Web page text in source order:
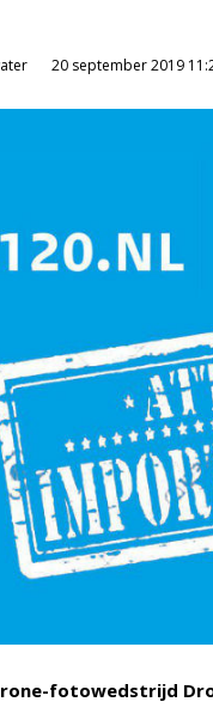
20 september 2019
fotowedstrijd